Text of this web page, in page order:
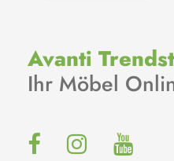
Avanti
Ihr Möbel